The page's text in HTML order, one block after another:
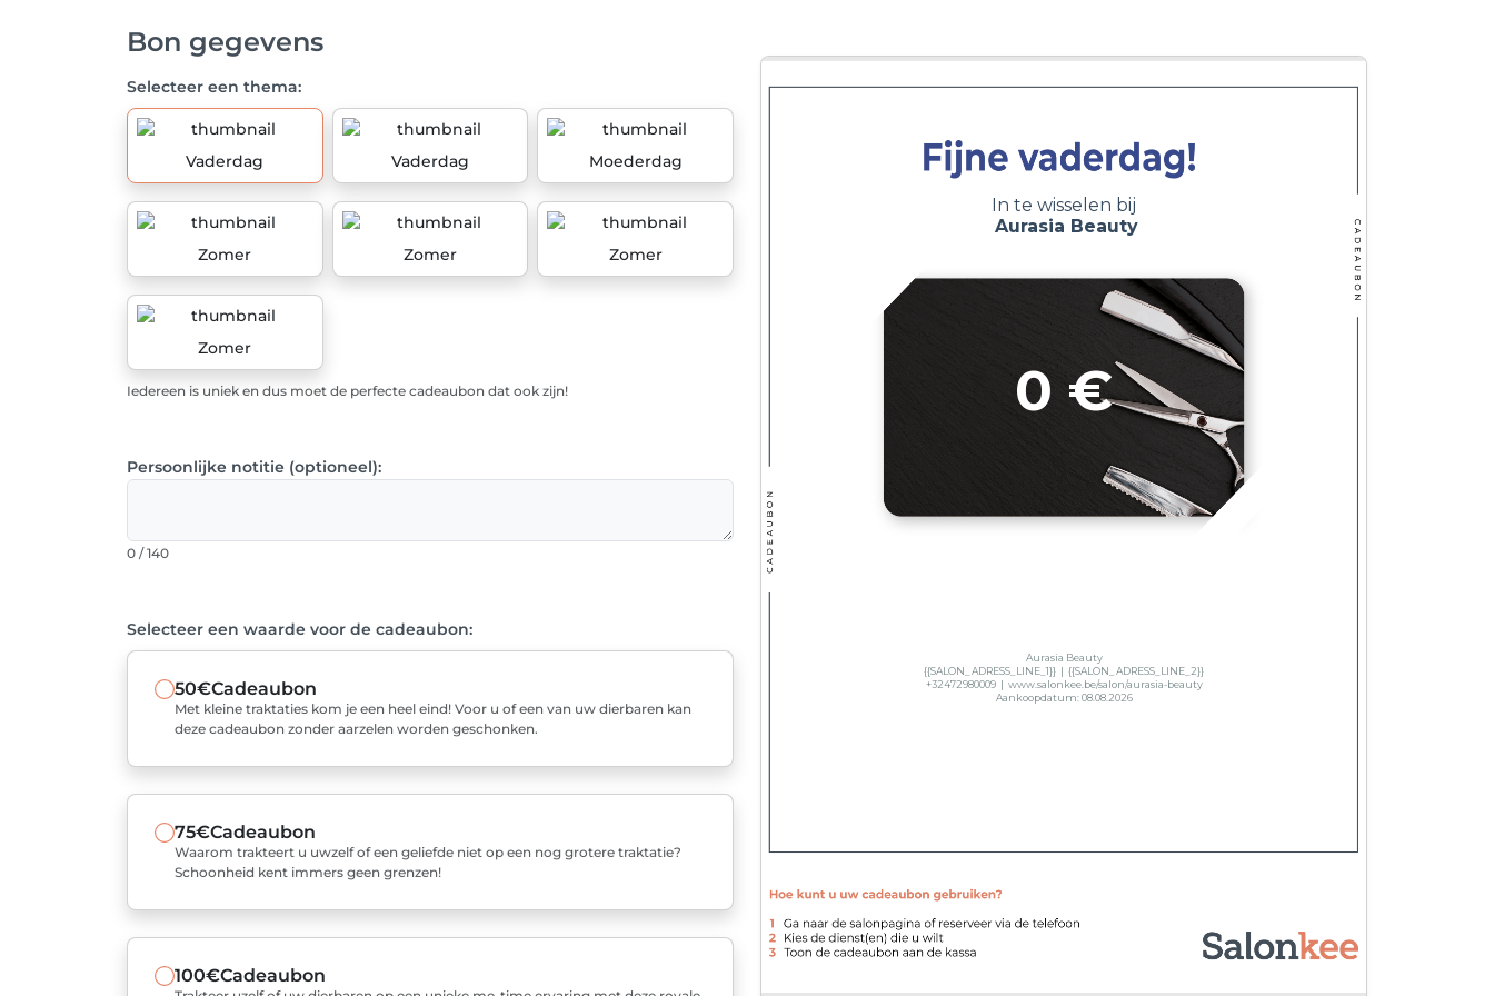
Bon gegevens
Selecteer een thema:
Vaderdag Vaderdag Moederdag
Zomer Zomer Zomer
Zomer
Iedereen is uniek en dus moet de perfecte cadeaubon dat ook zijn!
Persoonlijke notitie (optioneel):
0 / 140
Selecteer een waarde voor de cadeaubon:
50€Cadeaubon
Met kleine traktaties kom je een heel eind! Voor u of een van uw dierbaren kan
deze cadeaubon zonder aarzelen worden geschonken.
75€Cadeaubon
Waarom trakteert u uwzelf of een geliefde niet op een nog grotere traktatie?
Schoonheid kent immers geen grenzen!
100€Cadeaubon